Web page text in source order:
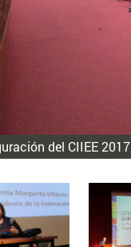
del CIIEE 2017